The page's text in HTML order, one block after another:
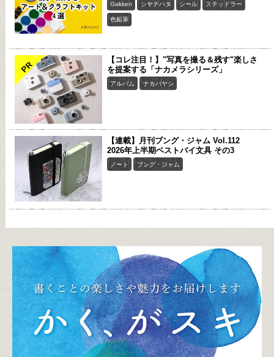
Gakken シヤチハタ シール ステッドラー
色鉛筆
PR
【コレ注目！】"写真を撮る＆残す"楽しさ
を提案する「ナカメラシリーズ」
アルバム ナカバヤシ
【連載】月刊ブング・ジャム Vol.112
2026年上半期ベストバイ文具 その3
ノート ブング・ジャム